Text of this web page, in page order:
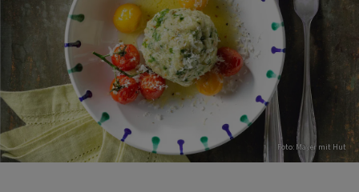
Foto: Mayer mit Hut